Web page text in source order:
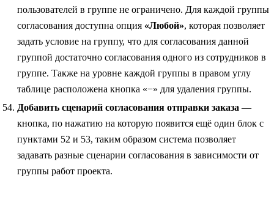
пользователей в группе не ограничено. Для каждой группы
согласования доступна опция «Любой», которая позволяет
задать условие на группу, что для согласования данной
группой достаточно согласования одного из сотрудников в
группе. Также на уровне каждой группы в правом углу
таблице расположена кнопка «−» для удаления группы.
Добавить сценарий согласования отправки заказа —
кнопка, по нажатию на которую появится ещё один блок с
пунктами 52 и 53, таким образом система позволяет
задавать разные сценарии согласования в зависимости от
группы работ проекта.